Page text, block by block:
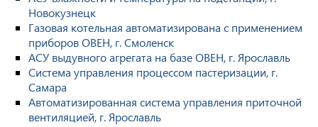
Новокузнецк
Газовая котельная автоматизирована с применением
приборов ОВЕН, г. Смоленск
АСУ выдувного агрегата на базе ОВЕН, г. Ярославль
Система управления процессом пастеризации, г.
Самара
Автоматизированная система управления приточной
вентиляцией, г. Ярославль